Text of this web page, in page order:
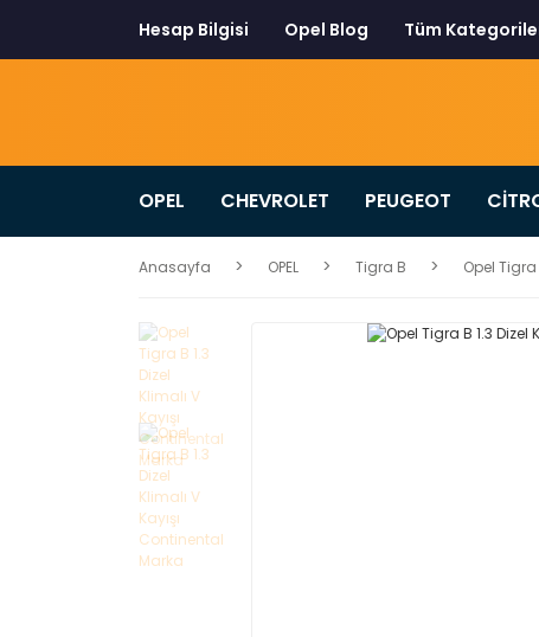
Hesap Bilgisi Opel Blog Tüm
OPEL CHEVROLET PEUGEOT
Anasayfa OPEL Tigra B Opel Tigra